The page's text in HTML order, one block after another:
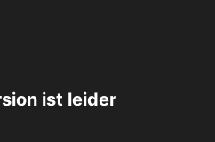
ist leider